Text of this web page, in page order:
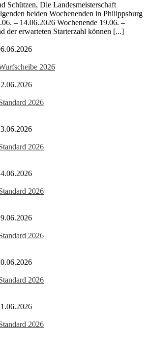
Schützen, Die Landesmeisterschaft
beiden Wochenenden in Philippsburg
– 14.06.2026 Wochenende 19.06. –
der erwarteten Starterzahl können [...]
2026
2026
2026
2026
2026
2026
2026